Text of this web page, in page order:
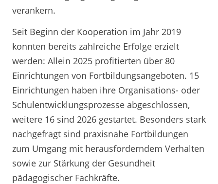
verankern.
Seit Beginn der Kooperation im Jahr 2019
konnten bereits zahlreiche Erfolge erzielt
werden: Allein 2025 profitierten über 80
Einrichtungen von Fortbildungsangeboten. 15
Einrichtungen haben ihre Organisations- oder
Schulentwicklungsprozesse abgeschlossen,
weitere 16 sind 2026 gestartet. Besonders stark
nachgefragt sind praxisnahe Fortbildungen
zum Umgang mit herausforderndem Verhalten
sowie zur Stärkung der Gesundheit
pädagogischer Fachkräfte.